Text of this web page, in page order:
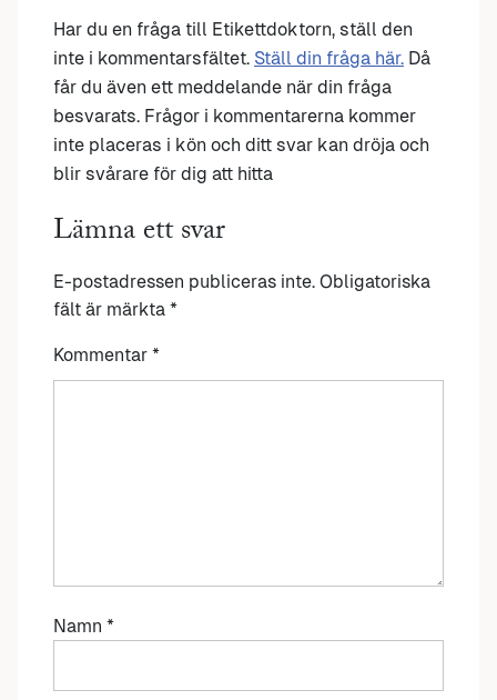
Har du en fråga till Etikettdoktorn, ställ den
inte i kommentarsfältet. Ställ din fråga här. Då
får du även ett meddelande när din fråga
besvarats. Frågor i kommentarerna kommer
inte placeras i kön och ditt svar kan dröja och
blir svårare för dig att hitta
Lämna ett svar
E-postadressen publiceras inte. Obligatoriska
fält är märkta *
Kommentar *
Namn *